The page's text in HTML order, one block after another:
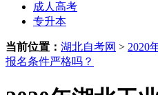
成人高考
专升本
当前位置： 湖北自考网 > 2020
报名条件严格吗？